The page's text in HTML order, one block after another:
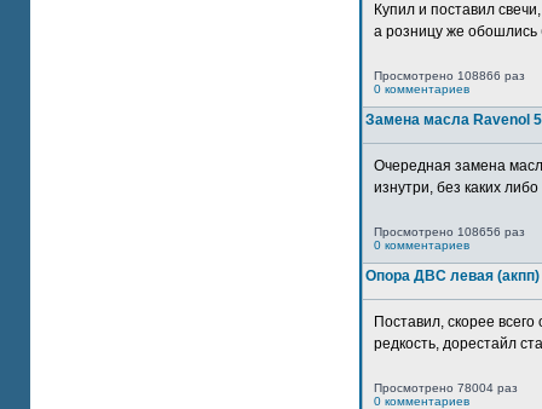
Купил и поставил
а розницу же обошлись
Просмотрено 108866 раз
0 комментариев
Замена масла Ravenol
Очередная замена
изнутри, без каких
Просмотрено 108656 раз
0 комментариев
Опора ДВС левая (акпп)
Поставил, скорее
редкость, дорестайл
Просмотрено 78004 раз
0 комментариев